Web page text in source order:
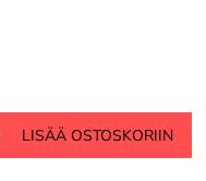
LISÄÄ OSTOSKORIIN